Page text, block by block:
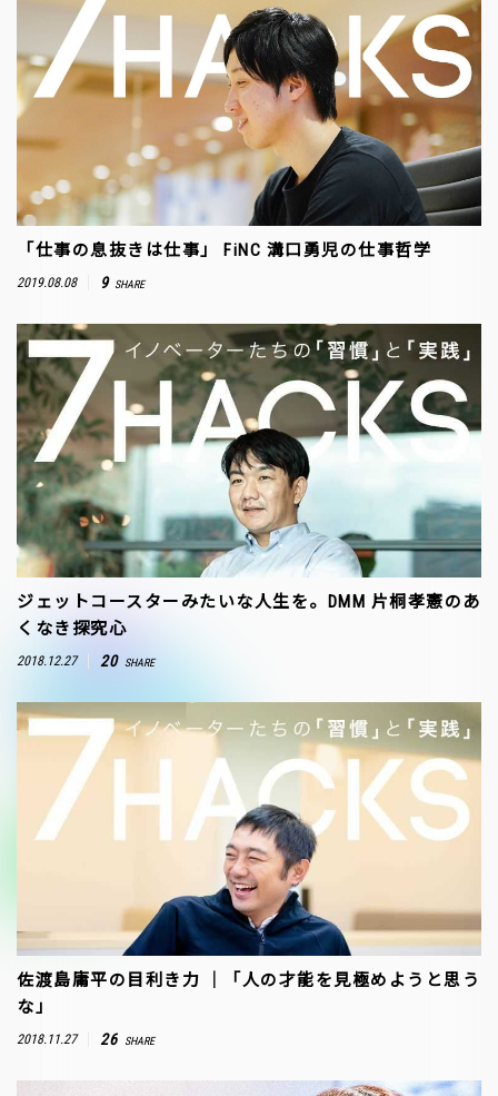
「仕事の息抜きは仕事」 FiNC 溝口勇児の仕事哲学
2019.08.08 9 SHARE
ジェットコースターみたいな人生を。DMM 片桐孝憲のあ
くなき探究心
2018.12.27 20 SHARE
佐渡島庸平の目利き力 ｜「人の才能を見極めようと思う
な」
2018.11.27 26 SHARE